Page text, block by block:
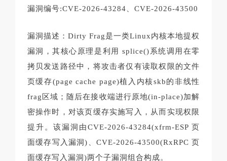
漏洞编号:CVE-2026-43284、CVE-2026-43500
漏洞描述：Dirty Frag是一类Linux内核本地提权
漏洞，其核心原理是利用 splice()系统调用在零
拷贝发送路径中，将攻击者仅有读取权限的文件
页缓存(page cache page)植入内核skb的非线性
frag区域；随后在接收端进行原地(in-place)加解
密操作时，对该页缓存实施写入，从而实现权限
提升。该漏洞由CVE-2026-43284(xfrm-ESP 页
面缓存写入漏洞)、CVE-2026-43500(RxRPC 页
面缓存写入漏洞)两个子漏洞组合构成。